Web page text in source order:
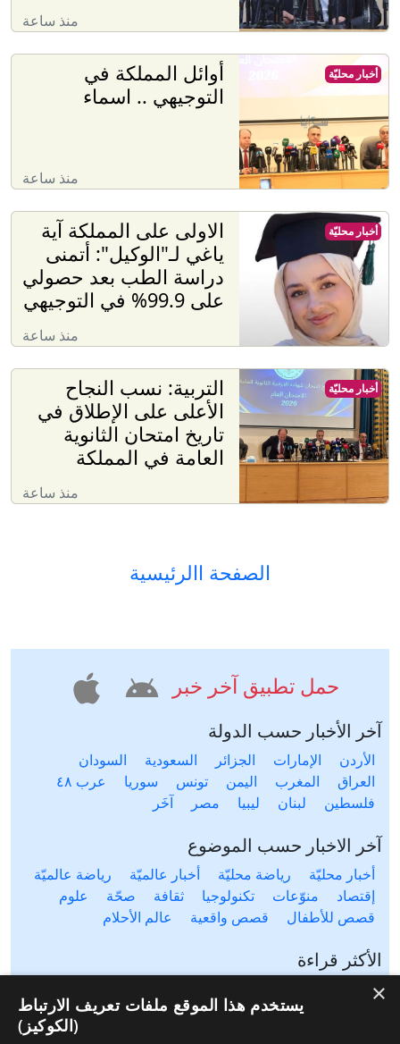
منذ ساعة
أوائل المملكة في
التوجيهي .. اسماء
منذ ساعة
أخبار محليّة
الاولى على المملكة آية
ياغي لـ"الوكيل": أتمنى
دراسة الطب بعد حصولي
على 99.9% في التوجيهي
منذ ساعة
أخبار محليّة
التربية: نسب النجاح
الأعلى على الإطلاق في
تاريخ امتحان الثانوية
العامة في المملكة
منذ ساعة
أخبار محليّة
الصفحة االرئيسية
حمل تطبيق آخر خبر
آخر الأخبار حسب الدولة
الأردن الإمارات الجزائر السعودية
السودان
العراق
المغرب اليمن تونس سوريا
عرب ٤٨
فلسطين
لبنان ليبيا مصر آخَر
آخر الاخبار حسب الموضوع
أخبار محليّة رياضة محليّة أخبار عالميّة
رياضة عالميّة
إقتصاد
منوّعات تكنولوجيا ثقافة صحّة
علوم
قصص للأطفال
قصص واقعية عالم الأحلام
الأكثر قراءة
آخر ٢٤ ساعة
موقع آخر خبر يتيح لك متابعة آخر الأخبار من مختلف المواقع
×
يستخدم هذا الموقع ملفات تعريف الارتباط
(الكوكيز)